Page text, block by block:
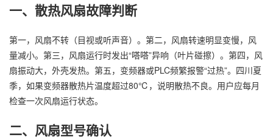
一、散热风扇故障判断
第一，风扇不转（目视或听声音）。第二，风扇转速明显变慢，风
量减小。第三，风扇运行时发出“嗒嗒”异响（叶片碰擦）。第四，风
扇振动大，外壳发热。第五，变频器或PLC频繁报警“过热”。四川夏
季，如果变频器散热片温度超过80℃，说明散热不良。用户应每月
检查一次风扇运行状态。
二、风扇型号确认